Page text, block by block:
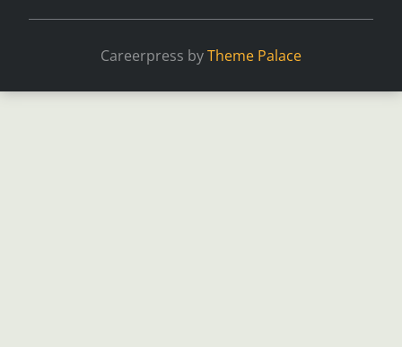
Careerpress byTheme Palace